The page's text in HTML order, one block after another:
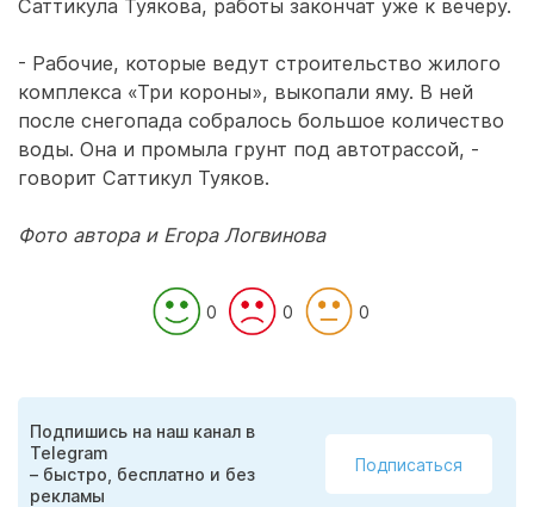
Саттикула Туякова, работы закончат уже к вечеру.
- Рабочие, которые ведут строительство жилого
комплекса «Три короны», выкопали яму. В ней
после снегопада собралось большое количество
воды. Она и промыла грунт под автотрассой, -
говорит Саттикул Туяков.
Фото автора и Егора Логвинова
0 0 0
Подпишись на наш канал в
Telegram
– быстро, бесплатно и без
рекламы
Подписаться